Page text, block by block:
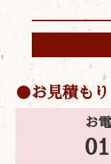
お見積も
お